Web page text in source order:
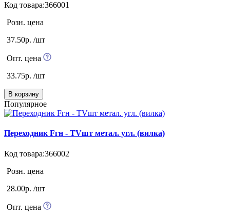
Код товара:366001
Розн. цена
37.50р. /шт
Опт. цена
33.75р. /шт
В корзину
Популярное
Переходник Fгн - TVшт метал. угл. (вилка)
Код товара:366002
Розн. цена
28.00р. /шт
Опт. цена